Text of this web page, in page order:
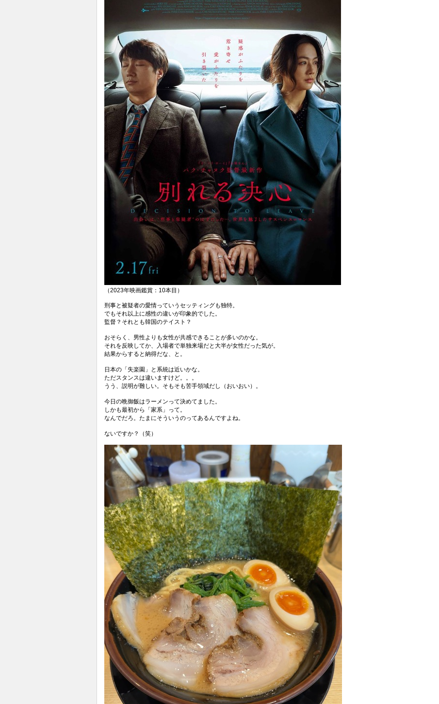
（2023年映画鑑賞： 10本目）
刑事と被疑者の愛情っていうセッティングも独特。
でもそれ以上に感性の違いが印象的でした。
監督？それとも韓国のテイスト？
おそらく、男性よりも女性が共感できることが多いのかな。
それを反映してか、入場者で単独来場だと大半が女性だった気が。
結果からすると納得だな、と。
日本の「失楽園」と系統は近いかな。
ただスタンスは違いますけど。。。
うう、説明が難しい。そもそも苦手領域だし（おいおい）。
今日の晩御飯はラーメンって決めてました。
しかも最初から「家系」って。
なんでだろ。たまにそういうのってあるんですよね。
ないですか？（笑）